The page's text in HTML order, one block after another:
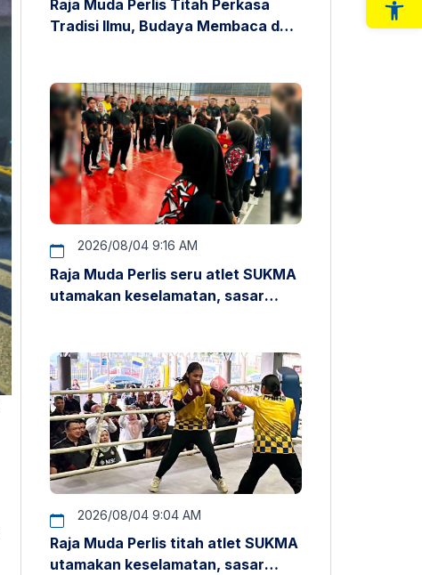
Raja Muda Perlis Titah Perkasa
Tradisi Ilmu, Budaya Membaca dan
2026/08/04 9:16 AM
Raja Muda Perlis seru atlet SUKMA
utamakan keselamatan, sasar
2026/08/04 9:04 AM
Raja Muda Perlis titah atlet SUKMA
utamakan keselamatan, sasar